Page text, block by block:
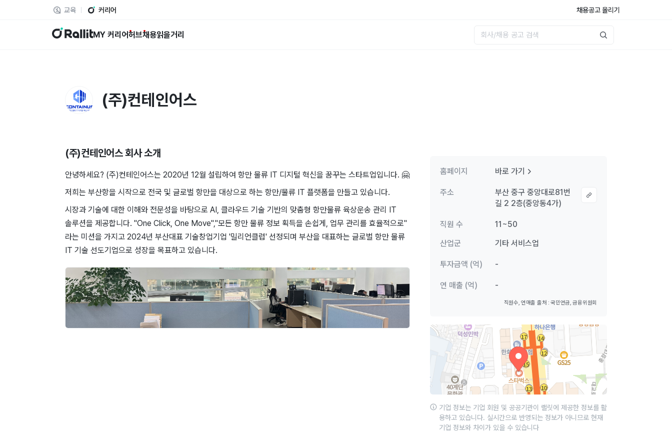
교육 커리어 채용공고 올리기
랠릿 MY 커리어허브채용읽을거리
(주)컨테인어스
(주)컨테인어스회사 소개
안녕하세요? (주)컨테인어스는 2020년 12월 설립하여 항만 물류 IT 디지털 혁신을 꿈꾸는 스타트업입니다. 🤗
저희는 부산항을 시작으로 전국 및 글로벌 항만을 대상으로 하는 항만/물류 IT 플랫폼을 만들고 있습니다.
시장과 기술에 대한 이해와 전문성을 바탕으로 AI, 클라우드 기술 기반의 맞춤형 항만물류 육상운송 관리 IT
솔루션을 제공합니다. "One Click, One Move","모든 항만 물류 정보 획득을 손쉽게, 업무 관리를 효율적으로"
라는 미션을 가지고 2024년 부산대표 기술창업기업 '밀리언클럽' 선정되며 부산을 대표하는 글로벌 항만 물류
IT 기술 선도기업으로 성장을 목표하고 있습니다.
홈페이지 바로 가기
주소
부산 중구 중앙대로81번
길 2 2층(중앙동4가)
직원 수
11~50
산업군
기타 서비스업
투자금액 (억) -
연 매출 (억) -
직원수, 연매출 출처 : 국민연금, 금융위원회
기업 정보는 기업 회원 및 공공기관이 랠릿에 제공한 정보를 활
용하고 있습니다. 실시간으로 반영되는 정보가 아니므로 현재
기업 정보와 차이가 있을 수 있습니다